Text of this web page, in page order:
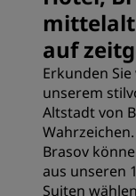
auf
Erkunden
unserem
Altstadt von
Brasov
aus unseren
Suiten